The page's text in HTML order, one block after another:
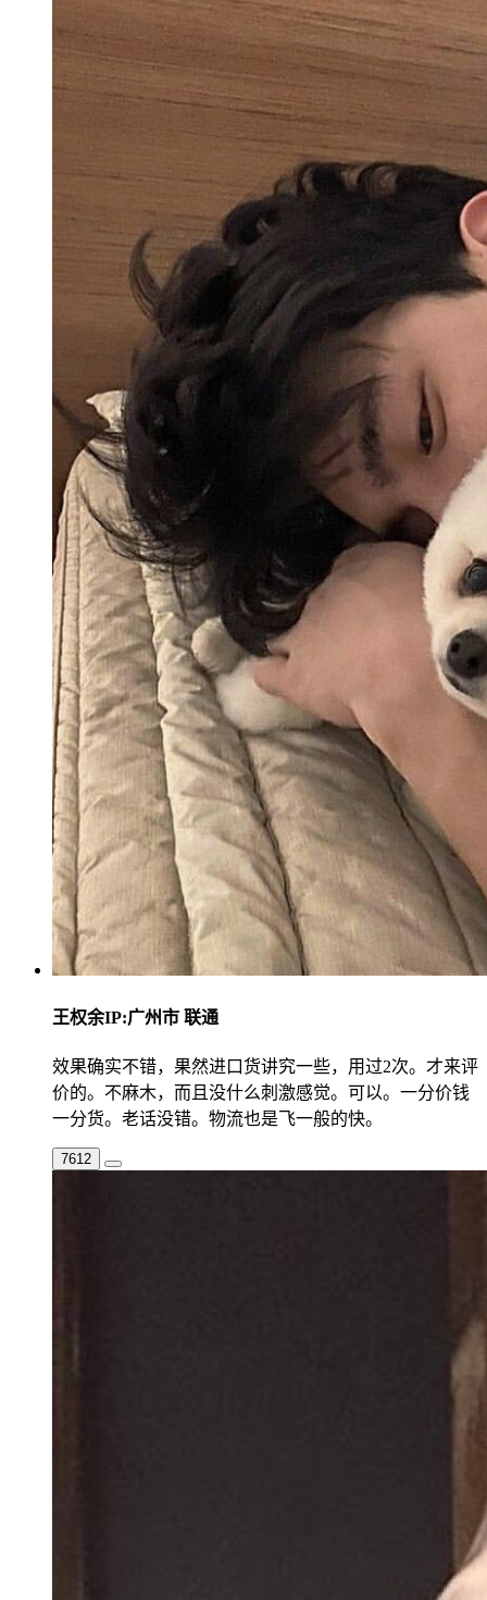
王权余IP:广州市 联通
效果确实不错，果然进口货讲究一些，用过2次。才来评
价的。不麻木，而且没什么刺激感觉。可以。一分价钱
一分货。老话没错。物流也是飞一般的快。
7612